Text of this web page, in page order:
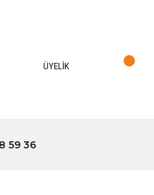
ÜYELİK
59 36